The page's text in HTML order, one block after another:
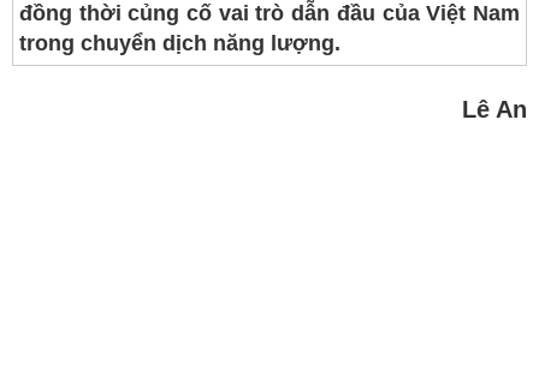
đồng thời củng cố vai trò dẫn đầu của Việt Nam
trong chuyển dịch năng lượng.
Lê An